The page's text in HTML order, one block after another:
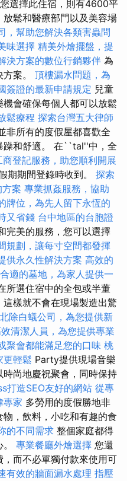
選擇此住宿，則有4600平
鬆和醫療部門以及美容場
，幫助您解決各類害蟲問
味選擇 精美外燴擺盤，提
決方案的數位行銷夥伴 為
案。 頂樓漏水問題，為
簽證的最新申請規定 兒童
會確保每個人都可以放鬆
鬆療程 探索台灣五大律師
非所有的度假屋都喜歡全
躁和舒適。 在``tal''中，全
商登記服務，助您順利開展
期期間登錄時收到。 探索
案 專業抓姦服務，協助
牌位，為先人留下永恆的
又省錢 台中地區的台胞證
完美的服務，您可以選擇
規劃，讓每寸空間都發揮
供永久性解決方案 高效的
適的墓地，為家人提供一
所選住宿中的全包或半董
樣就不會在現場製造出驚
除白蟻公司，為您提供新
清潔人員，為您提供專業
聚會都能滿足您的口味 桃
更輕鬆 Party提供現場音樂
尚地慶祝聚會，同時保持
打造SEO友好的網站 從專
專家 多勞用的度假勝地非
，飲料，小吃和有趣的食
的不同需求 整個家庭都得
專業餐廳外燴選擇 您還
而不必單獨付款來使用可
有效的牆面漏水處理 指壓